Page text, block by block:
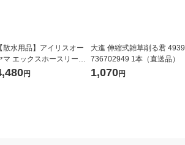
【散水用品】アイリスオー
マ エックスホースリール
XHR-20E 1台
円
大進 伸縮式雑草削る君 4939
736702949 1本（直送品）
1,070円